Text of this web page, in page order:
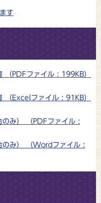
す
PDFファイル : 199KB）
Excelファイル : 91KB）
のみ） （PDFファイル :
のみ） （Wordファイル :